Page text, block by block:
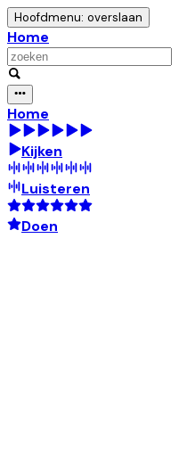
Hoofdmenu: overslaan
Home
Home
Kijken
Luisteren
Doen